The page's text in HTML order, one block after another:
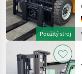
Použitý stroj